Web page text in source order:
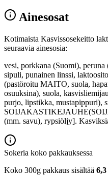
Ainesosat
Kotimaista Kasvissosekeitto
seuraavia ainesosia:
vesi, porkkana (Suomi),
sipuli, punainen linssi,
(pastöroitu MAITO, suola,
osuuksina), suola,
purjo, lipstikka, mustapippuri),
(mm. savu), rypsiöljy].
Sokeria koko pakkauksessa
Koko 300g pakkaus sisältää 6,3